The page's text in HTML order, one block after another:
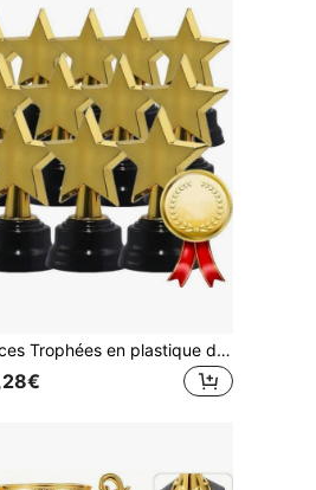
12 pièces Trophées en plastique doré en forme d'étoile, trophées en étoile à cinq branches, accessoires de récompense, convenant comme accessoires pour les rencontres sportives, la Coupe du Monde, les matchs de football, les prix, les cadeaux de remise des diplômes et les faveurs de fête, les fournitures pour les fans de sport, les récompenses en classe